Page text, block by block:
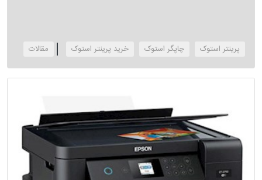
پرینتر استوک چاپگر استوک خرید پرینتر استوک ‌مقالات